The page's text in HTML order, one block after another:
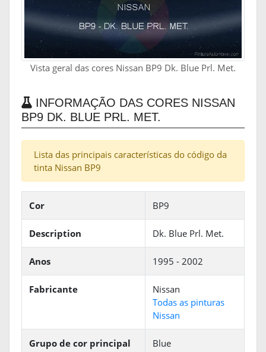
Vista geral das cores Nissan BP9 Dk. Blue Prl. Met.
INFORMAÇÃO DAS CORES NISSAN
BP9 DK. BLUE PRL. MET.
Lista das principais características do código da
tinta Nissan BP9
Cor BP9
Description Dk. Blue Prl. Met.
Anos 1995 - 2002
Fabricante
Nissan
Todas as pinturas
Nissan
Grupo de cor principal Blue